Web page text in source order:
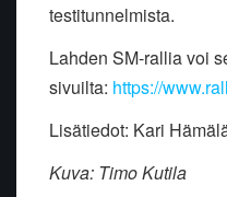
testitunnelmista.
Lahden SM-rallia voi
sivuilta: https://
Lisätiedot: Kari
Kuva: Timo Kutila